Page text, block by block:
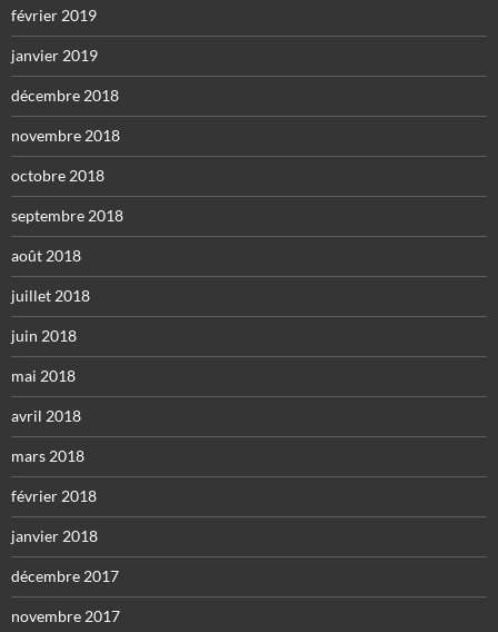
février 2019
janvier 2019
décembre 2018
novembre 2018
octobre 2018
septembre 2018
août 2018
juillet 2018
juin 2018
mai 2018
avril 2018
mars 2018
février 2018
janvier 2018
décembre 2017
novembre 2017